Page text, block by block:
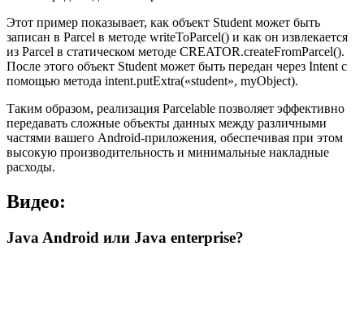
Этот пример показывает, как объект Student может быть
записан в Parcel в методе writeToParcel() и как он извлекается
из Parcel в статическом методе CREATOR.createFromParcel().
После этого объект Student может быть передан через Intent с
помощью метода intent.putExtra(«student», myObject).
Таким образом, реализация Parcelable позволяет эффективно
передавать сложные объекты данных между различными
частями вашего Android-приложения, обеспечивая при этом
высокую производительность и минимальные накладные
расходы.
Видео:
Java Android или Java enterprise?